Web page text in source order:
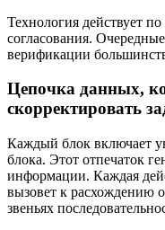
Технология действует
согласования.
верификации
Цепочка данных,
скорректировать
Каждый блок включает
блока. Этот отпечаток
информации. Каждая
вызовет к расхождению
звеньях